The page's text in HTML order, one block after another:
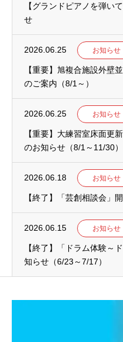
【グランドピアノを弾い
せ
2026.06.25 お知らせ
【重要】旭複合施設外壁
のご案内（8/1～）
2026.06.25 お知らせ
【重要】大練習室床面更
のお知らせ（8/1～11/30）
2026.06.18 お知らせ
【終了】「芸創相談会」
2026.06.15 お知らせ
【終了】「ドラム体験～
知らせ（6/23～7/17）